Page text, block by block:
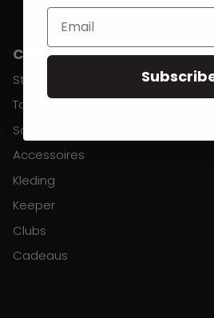
COLLECTIE
Sticks
Tassen
Schoenen
Accessoires
Kleding
Keeper
Clubs
Cadeaus
Email